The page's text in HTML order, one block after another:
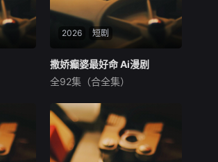
2026 短剧
未知
暂无内容
撒娇癫婆最好命 Ai漫剧
全92集（合全集）